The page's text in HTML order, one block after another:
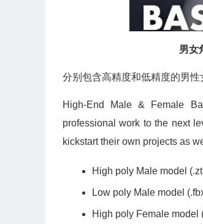
男女
分别包含高精度和低精度的男性
High-End Male & Female
professional work to the next
kickstart their own projects as
High poly Male model
Low poly Male model
High poly Female model